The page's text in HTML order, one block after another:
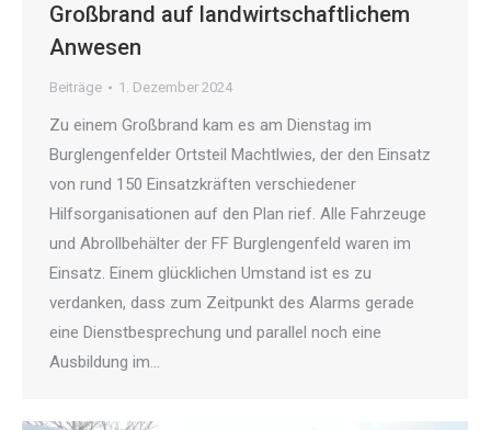
Großbrand auf landwirtschaftlichem
Anwesen
Beiträge 1. Dezember 2024
Zu einem Großbrand kam es am Dienstag im
Burglengenfelder Ortsteil Machtlwies, der den Einsatz
von rund 150 Einsatzkräften verschiedener
Hilfsorganisationen auf den Plan rief. Alle Fahrzeuge
und Abrollbehälter der FF Burglengenfeld waren im
Einsatz. Einem glücklichen Umstand ist es zu
verdanken, dass zum Zeitpunkt des Alarms gerade
eine Dienstbesprechung und parallel noch eine
Ausbildung im…